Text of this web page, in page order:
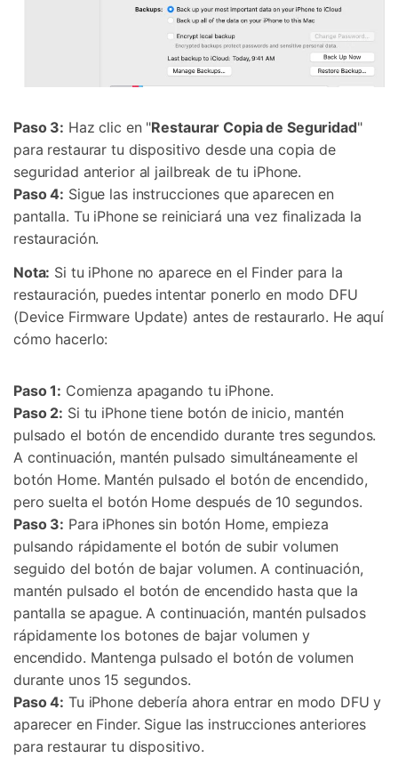
Paso 3: Haz clic en "Restaurar Copia de Seguridad"
para restaurar tu dispositivo desde una copia de
seguridad anterior al jailbreak de tu iPhone.
Paso 4: Sigue las instrucciones que aparecen en
pantalla. Tu iPhone se reiniciará una vez finalizada la
restauración.
Nota: Si tu iPhone no aparece en el Finder para la
restauración, puedes intentar ponerlo en modo DFU
(Device Firmware Update) antes de restaurarlo. He aquí
cómo hacerlo:
Paso 1: Comienza apagando tu iPhone.
Paso 2: Si tu iPhone tiene botón de inicio, mantén
pulsado el botón de encendido durante tres segundos.
A continuación, mantén pulsado simultáneamente el
botón Home. Mantén pulsado el botón de encendido,
pero suelta el botón Home después de 10 segundos.
Paso 3: Para iPhones sin botón Home, empieza
pulsando rápidamente el botón de subir volumen
seguido del botón de bajar volumen. A continuación,
mantén pulsado el botón de encendido hasta que la
pantalla se apague. A continuación, mantén pulsados
rápidamente los botones de bajar volumen y
encendido. Mantenga pulsado el botón de volumen
durante unos 15 segundos.
Paso 4: Tu iPhone debería ahora entrar en modo DFU y
aparecer en Finder. Sigue las instrucciones anteriores
para restaurar tu dispositivo.